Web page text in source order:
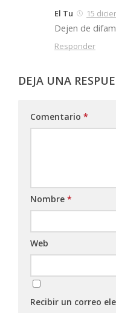
El Tu 15
Dejen de
Responder
DEJA UNA
Comentario *
Nombre *
Web
Recibir un correo